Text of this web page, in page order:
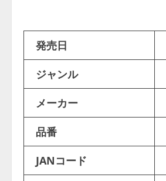
発売日
ジャンル
メーカー
品番
JANコード